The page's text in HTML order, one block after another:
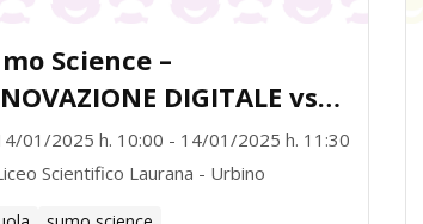
Science –
DIGITALE vs
01/2025 h. 10:00 - 14/01/2025 h. 11:30
Scientifico Laurana - Urbino